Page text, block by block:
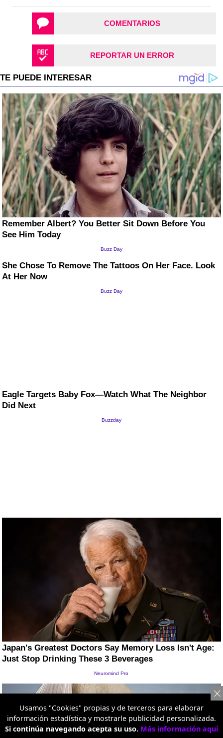
COMENTARIOS
REPORTAR UN ERROR
Usamos "Cookies" propias y de terceros para elaborar
información estadística y mostrarle publicidad personalizada.
Si continúa navegando acepta su uso. Más información aquí